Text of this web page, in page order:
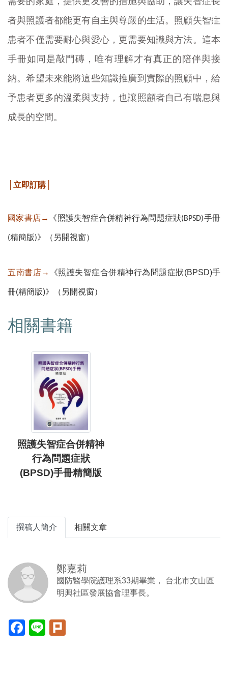
者與照護者都能更有自主與尊嚴的生活。照顧失智症
患者不僅需要耐心與愛心，更需要知識與方法。這本
手冊如同是敲門磚，唯有理解才有真正的陪伴與接
納。希望未來能將這些知識推廣到實際的照顧中，給
予患者更多的溫柔與支持，也讓照顧者自己有喘息與
成長的空間。
│立即訂購│
國家書店→ 《照護失智症合併精神行為問題症狀(BPSD)手冊
(精簡版)》（另開視窗）
五南書店→ 《照護失智症合併精神行為問題症狀(BPSD)手
冊(精簡版)》（另開視窗）
相關書籍
照護失智症合併精神
行為問題症狀
(BPSD)手冊精簡版
撰稿人簡介 相關文章
鄭嘉莉
國防醫學院護理系33期畢業， 台北市文山區
明興社區發展協會理事長。
Facebook(另
開
Line(另
開